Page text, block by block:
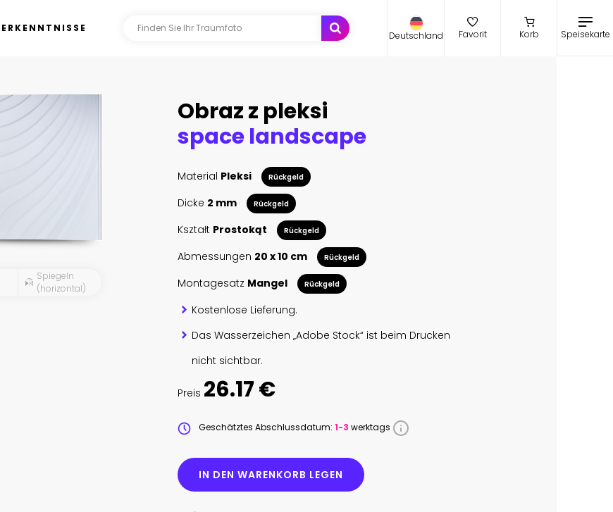
ERKENNTNISSE
Deutschland Favorit Korb Speisekarte
Spiegeln
(horizontal)
Obraz z pleksi
space landscape
Material Pleksi Rückgeld
Dicke 2 mm Rückgeld
Kształt Prostokąt Rückgeld
Abmessungen 20 x 10 cm Rückgeld
Montagesatz Mangel Rückgeld
Kostenlose Lieferung.
Das Wasserzeichen „Adobe Stock“ ist beim Drucken
nicht sichtbar.
Preis 26.17 €
Geschätztes Abschlussdatum: 1-3 werktags
IN DEN WARENKORB LEGEN